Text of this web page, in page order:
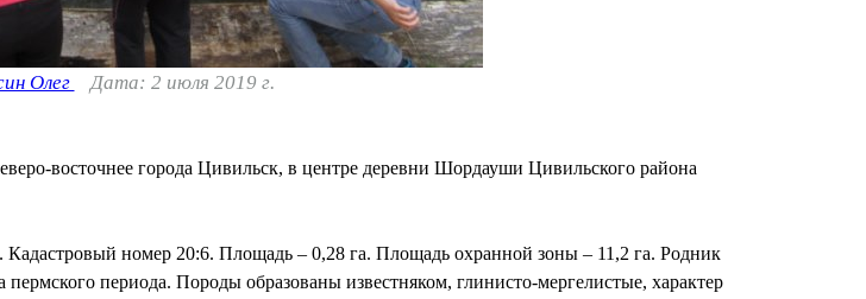
Олег Дата: 2 июля 2019 г.
восточнее города Цивильск, в центре деревни Шордауши Цивильского района
номер 20:6. Площадь – 0,28 га. Площадь охранной зоны – 11,2 га. Родник
периода. Породы образованы известняком, глинисто-мергелистые, характер